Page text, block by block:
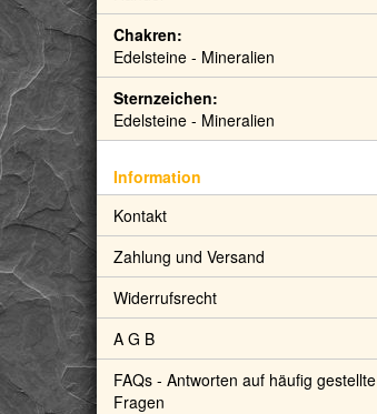
Chakren:
Edelsteine - Mineralien
Sternzeichen:
Edelsteine - Mineralien
Information
Kontakt
Zahlung und Versand
Widerrufsrecht
A G B
FAQs - Antworten auf häufig gestellte
Fragen